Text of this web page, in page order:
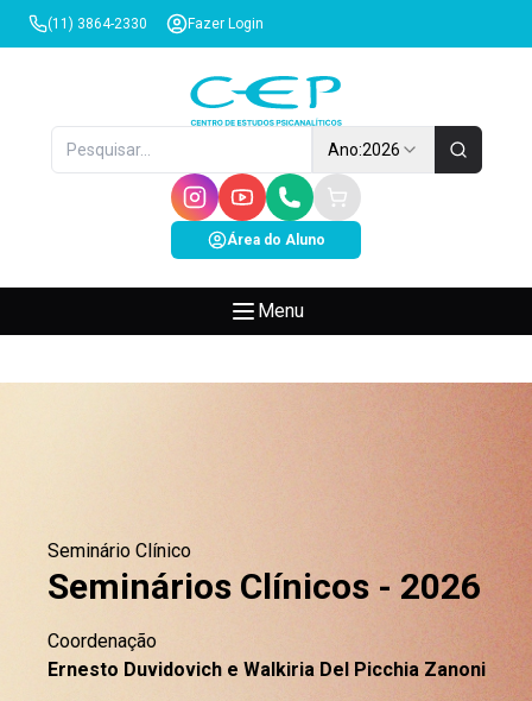
(11) 3864-2330 Fazer Login
Ano:2026
Área do Aluno
Menu
Seminário Clínico
Seminários Clínicos - 2026
Coordenação
Ernesto Duvidovich e Walkiria Del Picchia Zanoni